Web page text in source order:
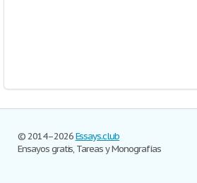
© 2014–2026Essays.club
Ensayos gratis, Tareas y Monografías